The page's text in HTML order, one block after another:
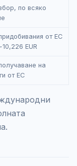
по всяко
от ЕС
EUR
на
от ЕС